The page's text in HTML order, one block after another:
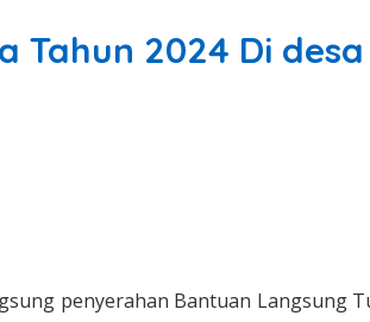
Tahun 2024 Di
penyerahan Bantuan Langsung